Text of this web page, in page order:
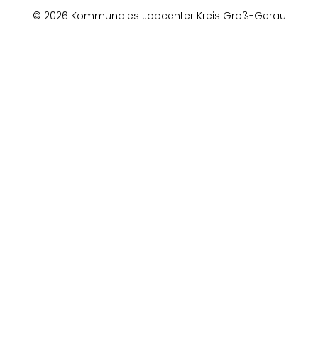
© 2026 Kommunales Jobcenter Kreis Groß-Gerau